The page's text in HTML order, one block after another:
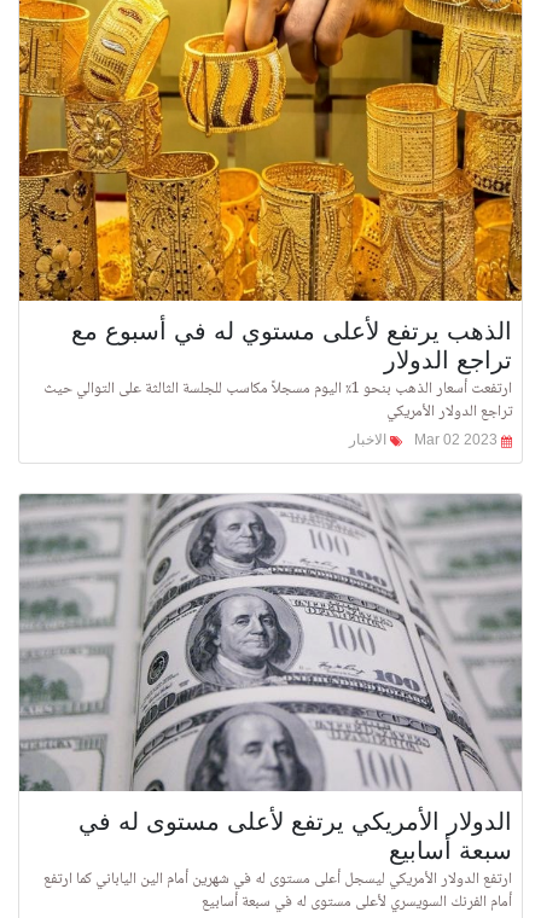
الذهب يرتفع لأعلى مستوي له في أسبوع مع
تراجع الدولار
ارتفعت أسعار الذهب بنحو 1٪ اليوم مسجلاً مكاسب للجلسة الثالثة على التوالي حيث
تراجع الدولار الأمريكي
الاخبار
الدولار الأمريكي يرتفع لأعلى مستوى له في
سبعة أسابيع
ارتفع الدولار الأمريكي ليسجل أعلى مستوى له في شهرين أمام الين الياباني كما ارتفع
أمام الفرنك السويسري لأعلى مستوى له في سبعة أسابيع